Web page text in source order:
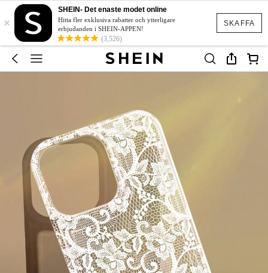
SKAFFA
×
SHEIN- Det enaste modet online
Hitta fler exklusiva rabatter och ytterligare
erbjudanden i SHEIN-APPEN!
(3,526)